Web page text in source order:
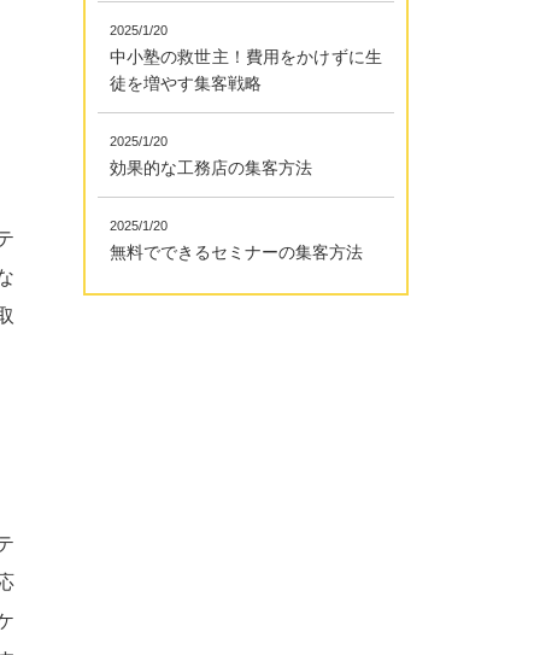
2025/1/20
中小塾の救世主！費用をかけずに生
徒を増やす集客戦略
2025/1/20
効果的な工務店の集客方法
2025/1/20
無料でできるセミナーの集客方法